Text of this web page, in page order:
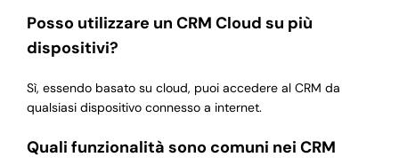
Posso utilizzare un CRM Cloud su più
dispositivi?
Sì, essendo basato su cloud, puoi accedere al CRM da
qualsiasi dispositivo connesso a internet.
Quali funzionalità sono comuni nei CRM